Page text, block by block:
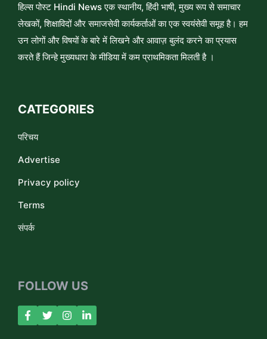
हिल्स पोस्ट Hindi News एक स्थानीय, हिंदी भाषी, मुख्य रूप से समाचार
लेखकों, शिक्षाविदों और समाजसेवी कार्यकर्ताओं का एक स्वयंसेवी समूह है। हम
उन लोगों और विषयों के बारे में लिखने और आवाज़ बुलंद करने का प्रयास
करते हैं जिन्हे मुख्यधारा के मीडिया में कम प्राथमिकता मिलती है ।
CATEGORIES
परिचय
Advertise
Privacy policy
Terms
संपर्क
FOLLOW US